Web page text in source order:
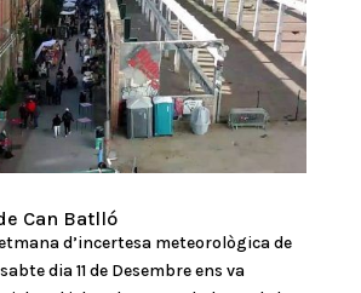
Can Batlló
d’incertesa meteorològica de
dia 11 de Desembre ens va